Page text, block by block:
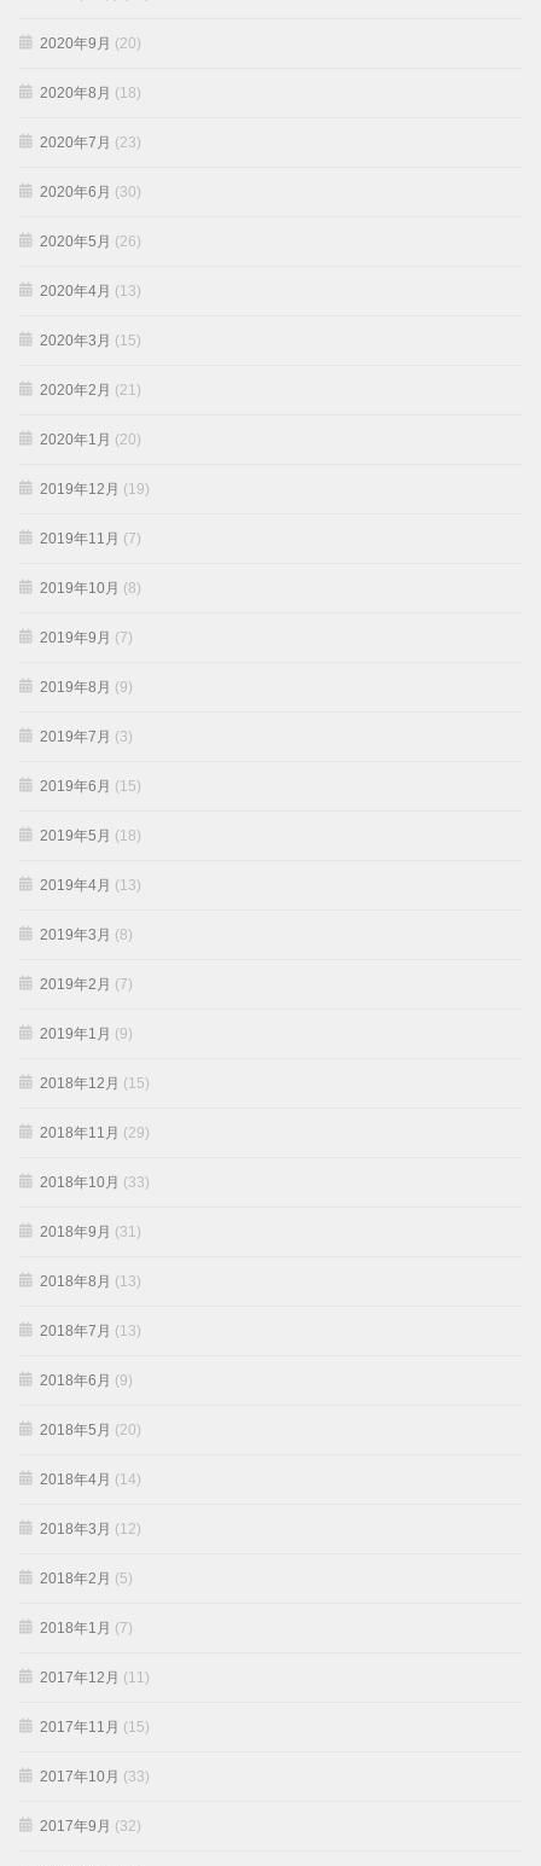
2020年9月 (20)
2020年8月 (18)
2020年7月 (23)
2020年6月 (30)
2020年5月 (26)
2020年4月 (13)
2020年3月 (15)
2020年2月 (21)
2020年1月 (20)
2019年12月 (19)
2019年11月 (7)
2019年10月 (8)
2019年9月 (7)
2019年8月 (9)
2019年7月 (3)
2019年6月 (15)
2019年5月 (18)
2019年4月 (13)
2019年3月 (8)
2019年2月 (7)
2019年1月 (9)
2018年12月 (15)
2018年11月 (29)
2018年10月 (33)
2018年9月 (31)
2018年8月 (13)
2018年7月 (13)
2018年6月 (9)
2018年5月 (20)
2018年4月 (14)
2018年3月 (12)
2018年2月 (5)
2018年1月 (7)
2017年12月 (11)
2017年11月 (15)
2017年10月 (33)
2017年9月 (32)